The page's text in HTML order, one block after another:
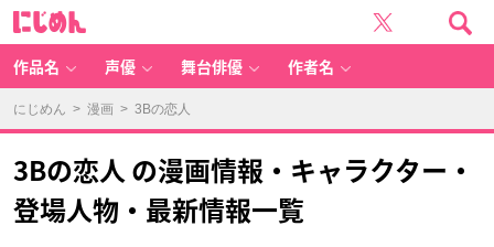
作品名 声優 舞台俳優 作者名
にじめん > 漫画 > 3Bの恋人
3Bの恋人 の漫画情報・キャラクター・
登場人物・最新情報一覧